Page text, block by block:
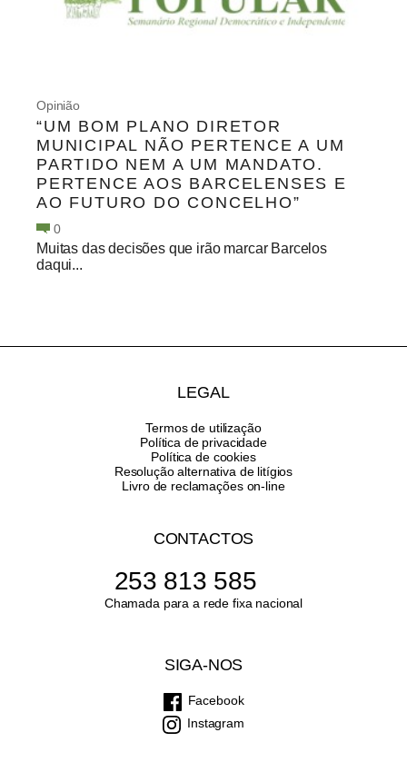
Opinião
“UM BOM PLANO DIRETOR
MUNICIPAL NÃO PERTENCE A UM
PARTIDO NEM A UM MANDATO.
PERTENCE AOS BARCELENSES E
AO FUTURO DO CONCELHO”
0
Muitas das decisões que irão marcar Barcelos
daqui...
LEGAL
Termos de utilização
Política de privacidade
Política de cookies
Resolução alternativa de litígios
Livro de reclamações on-line
CONTACTOS
253 813 585
Chamada para a rede fixa nacional
SIGA-NOS
Facebook
Instagram